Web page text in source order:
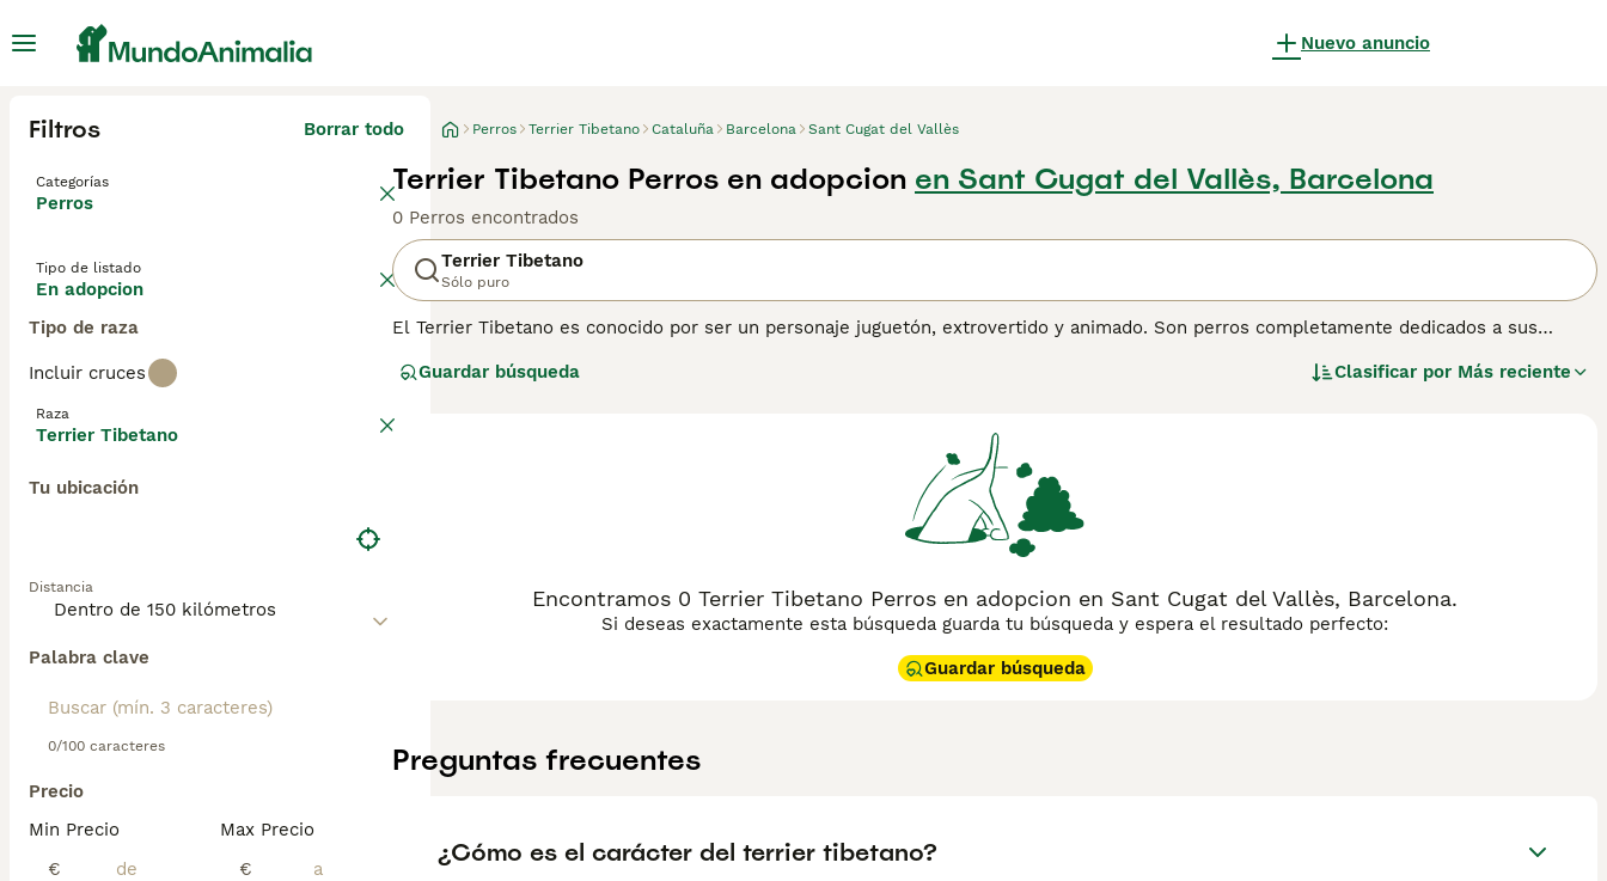
Nuevo anuncio
Filtros Borrar todo
Categorías
Perros
Tipo de listado
En adopcion
Tipo de raza
Incluir cruces
Raza
Terrier Tibetano
Tu ubicación
Distancia
Palabra clave
0/100 caracteres
Precio
Min Precio
€
Max Precio
€
Perros Terrier Tibetano Cataluña Barcelona Sant Cugat del Vallès
Terrier Tibetano Perros en adopcion en Sant Cugat del Vallès, Barcelona
0 Perros encontrados
Terrier Tibetano
Sólo puro
El Terrier Tibetano es conocido por ser un personaje juguetón, extrovertido y animado. Son perros completamente dedicados a sus
apartamento en la ciudad como en una casa en el campo, siempre que reciban mucha estimulación mental y ejercicio vigoroso todos los
para obtener información sobre esta raza de perro.
Guardar búsqueda Clasificar por Más reciente
Encontramos 0 Terrier Tibetano Perros en adopcion en Sant Cugat del Vallès, Barcelona.
Si deseas exactamente esta búsqueda guarda tu búsqueda y espera el resultado perfecto:
Guardar búsqueda
Preguntas frecuentes
¿Cómo es el carácter del terrier tibetano?